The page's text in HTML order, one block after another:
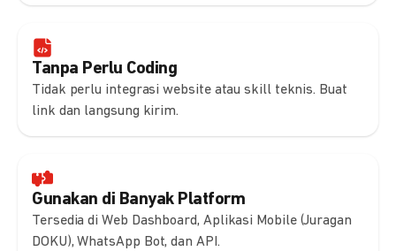
Tanpa Perlu Coding
Tidak perlu integrasi website atau skill teknis. Buat
link dan langsung kirim.
Gunakan di Banyak Platform
Tersedia di Web Dashboard, Aplikasi Mobile (Juragan
DOKU), WhatsApp Bot, dan API.